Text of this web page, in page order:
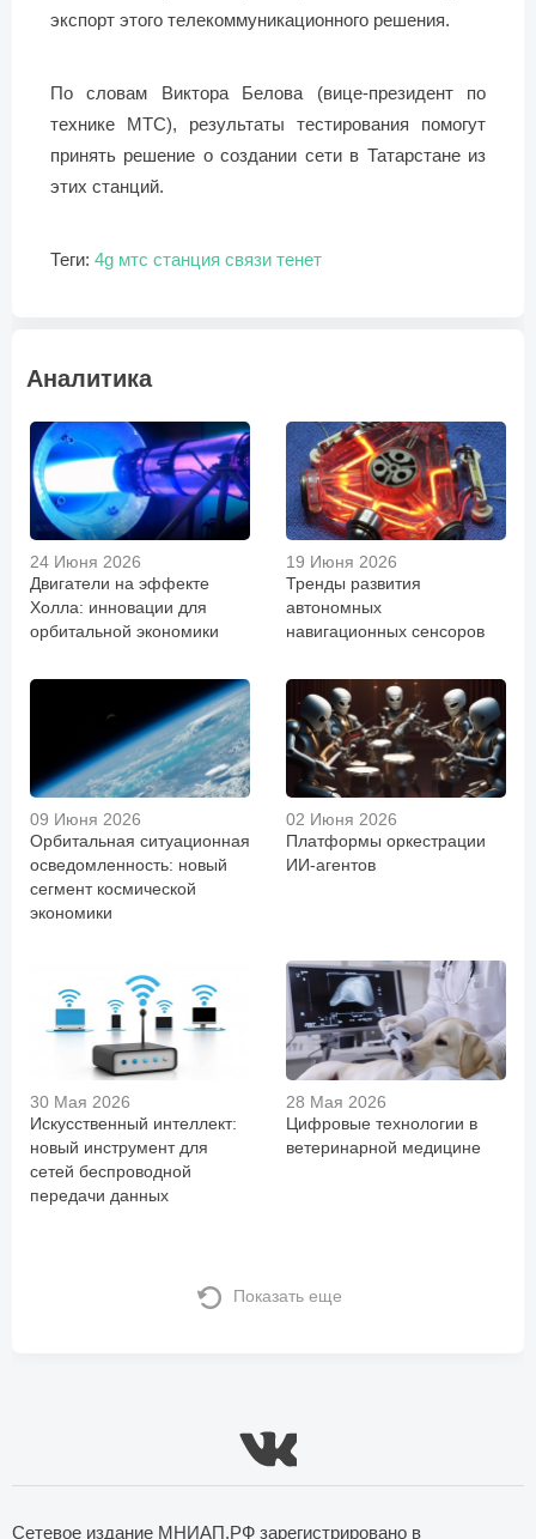
экспорт этого телекоммуникационного решения.
По словам Виктора Белова (вице-президент по
технике МТС), результаты тестирования помогут
принять решение о создании сети в Татарстане из
этих станций.
Теги: 4g мтс станция связи тенет
Аналитика
24 Июня 2026
Двигатели на эффекте
Холла: инновации для
орбитальной экономики
19 Июня 2026
Тренды развития
автономных
навигационных сенсоров
09 Июня 2026
Орбитальная ситуационная
осведомленность: новый
сегмент космической
экономики
02 Июня 2026
Платформы оркестрации
ИИ-агентов
30 Мая 2026
Искусственный интеллект:
новый инструмент для
сетей беспроводной
передачи данных
28 Мая 2026
Цифровые технологии в
ветеринарной медицине
Показать еще
Сетевое издание МНИАП.РФ зарегистрировано в